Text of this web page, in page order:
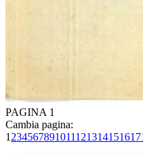
PAGINA 1
Cambia pagina:
1 234567891011121314151617